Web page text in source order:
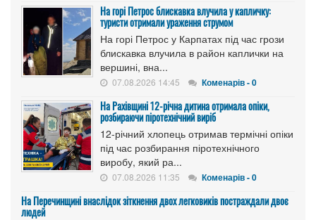
На горі Петрос блискавка влучила у капличку:
туристи отримали ураження струмом
На горі Петрос у Карпатах під час грози
блискавка влучила в район каплички на
вершині, вна...
07.08.2026 14:45 Коменарів - 0
На Рахівщині 12-річна дитина отримала опіки,
розбираючи піротехнічний виріб
12-річний хлопець отримав термічні опіки
під час розбирання піротехнічного
виробу, який ра...
07.08.2026 11:35 Коменарів - 0
На Перечинщині внаслідок зіткнення двох легковиків постраждали двоє
людей